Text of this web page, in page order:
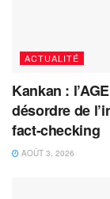
ACTUALITÉ
Kankan :
désordre de
fact-checking
AOÛT 3, 2026